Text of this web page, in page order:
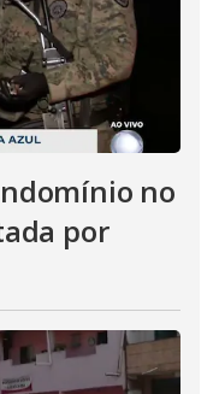
no
por